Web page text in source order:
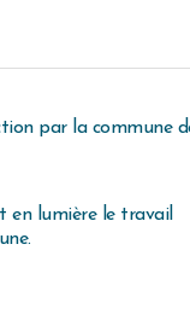
par la commune
en lumière le travail